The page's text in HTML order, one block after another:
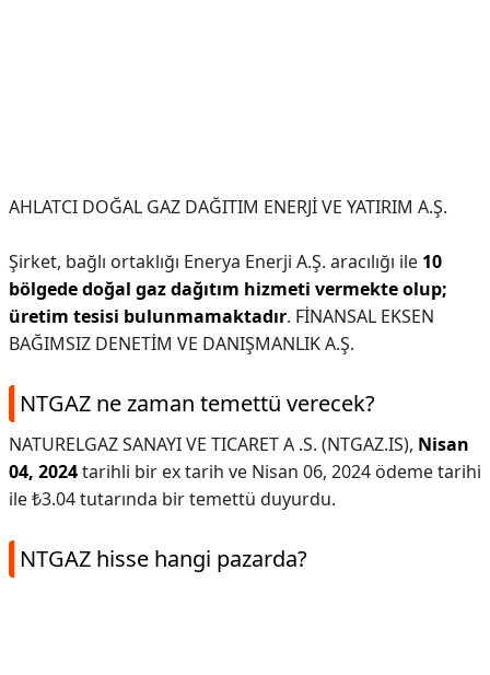
AHLATCI DOĞAL GAZ DAĞITIM ENERJİ VE YATIRIM A.Ş.
Şirket, bağlı ortaklığı Enerya Enerji A.Ş. aracılığı ile 10
bölgede doğal gaz dağıtım hizmeti vermekte olup;
üretim tesisi bulunmamaktadır. FİNANSAL EKSEN
BAĞIMSIZ DENETİM VE DANIŞMANLIK A.Ş.
NTGAZ ne zaman temettü verecek?
NATURELGAZ SANAYI VE TICARET A .S. (NTGAZ.IS), Nisan
04, 2024tarihli bir ex tarih ve Nisan 06, 2024 ödeme tarihi
ile ₺3.04 tutarında bir temettü duyurdu.
NTGAZ hisse hangi pazarda?